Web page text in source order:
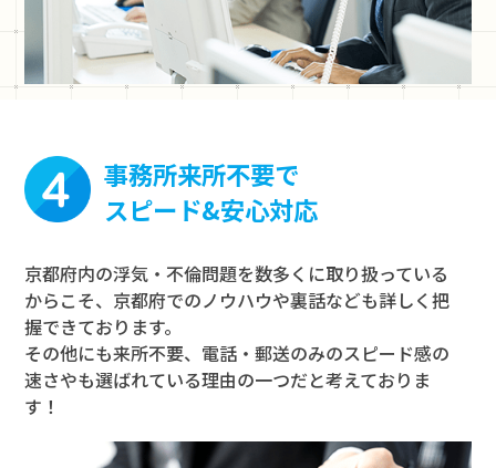
事務所来所不要で
スピード&安心対応
京都府内の浮気・不倫問題を数多くに取り扱っている
からこそ、京都府でのノウハウや裏話なども詳しく把
握できております。
その他にも来所不要、電話・郵送のみのスピード感の
速さやも選ばれている理由の一つだと考えておりま
す！